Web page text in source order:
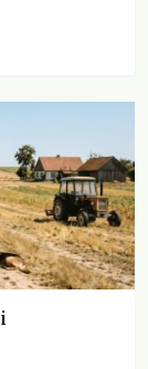
i zwierząt,